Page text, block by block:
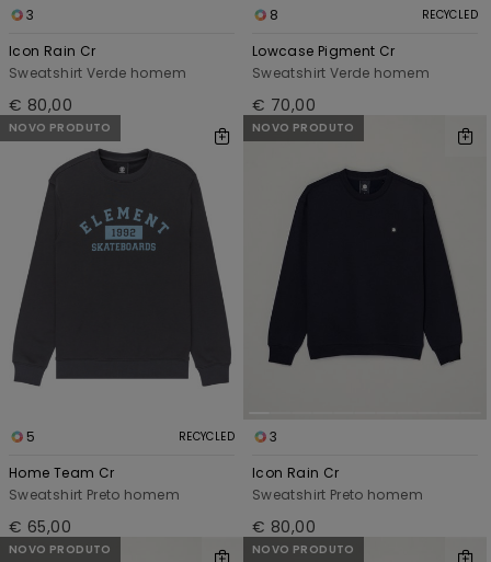
3
Icon Rain Cr
Sweatshirt Verde homem
€ 80,00
8 RECYCLED
Lowcase Pigment Cr
Sweatshirt Verde homem
€ 70,00
NOVO PRODUTO
5 RECYCLED
Home Team Cr
Sweatshirt Preto homem
€ 65,00
NOVO PRODUTO
3
Icon Rain Cr
Sweatshirt Preto homem
€ 80,00
NOVO PRODUTO NOVO PRODUTO